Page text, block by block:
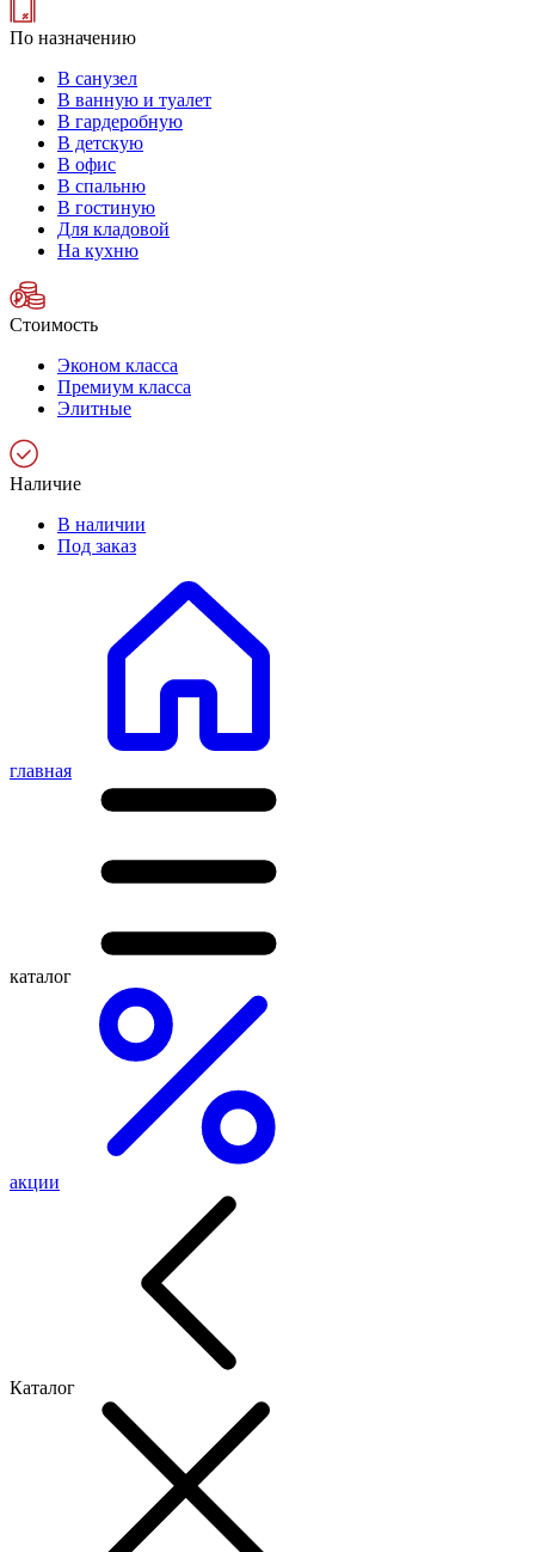
По назначению
В санузел
В ванную и туалет
В гардеробную
В детскую
В офис
В спальню
В гостиную
Для кладовой
На кухню
Стоимость
Эконом класса
Премиум класса
Элитные
Наличие
В наличии
Под заказ
главная
каталог
акции
Каталог